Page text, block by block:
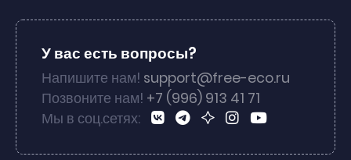
У вас есть вопросы?
Напишите нам! support@free-eco.ru
Позвоните нам! +7 (996) 913 41 71
Мы в соц.сетях: